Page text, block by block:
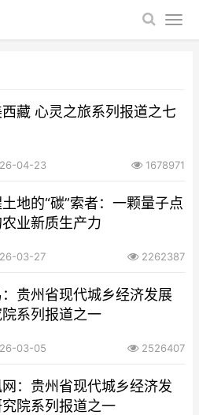
藏 心灵之旅系列报道之七
04-23 1678971
地的“碳”索者：一颗量子点
农业新质生产力
03-27 2262387
：贵州省现代城乡经济发展
系列报道之一
03-05 2526407
：贵州省现代城乡经济发
院系列报道之一